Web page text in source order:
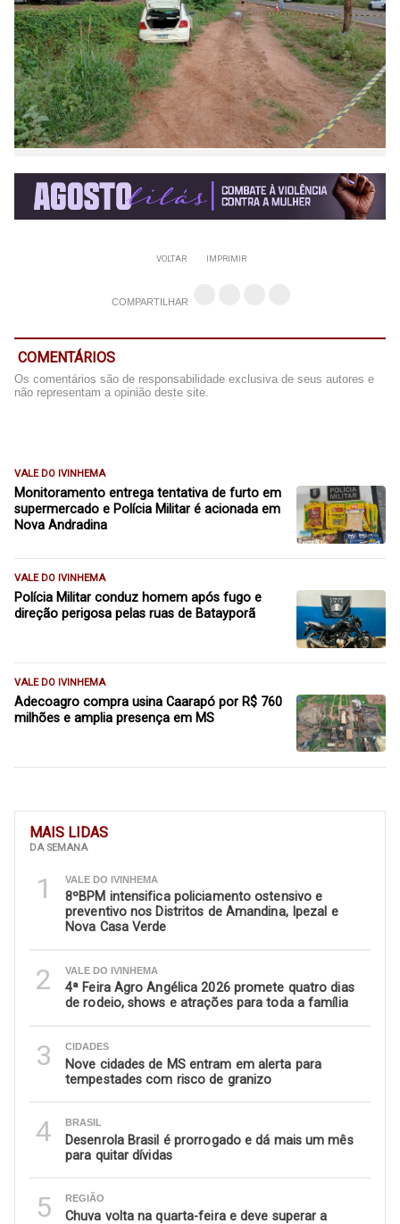
MAIS LIDAS
DA SEMANA
1 VALE DO IVINHEMA
8ºBPM intensifica policiamento ostensivo e
preventivo nos Distritos de Amandina, Ipezal e
Nova Casa Verde
2 VALE DO IVINHEMA
4ª Feira Agro Angélica 2026 promete quatro dias
de rodeio, shows e atrações para toda a família
3 CIDADES
Nove cidades de MS entram em alerta para
tempestades com risco de granizo
4 BRASIL
Desenrola Brasil é prorrogado e dá mais um mês
para quitar dívidas
5 REGIÃO
Chuva volta na quarta-feira e deve superar a
VOLTAR IMPRIMIR
COMPARTILHAR
COMENTÁRIOS
Os comentários são de responsabilidade exclusiva de seus autores e
não representam a opinião deste site.
VALE DO IVINHEMA
Monitoramento entrega tentativa de furto em
supermercado e Polícia Militar é acionada em
Nova Andradina
VALE DO IVINHEMA
Polícia Militar conduz homem após fugo e
direção perigosa pelas ruas de Batayporã
VALE DO IVINHEMA
Adecoagro compra usina Caarapó por R$ 760
milhões e amplia presença em MS